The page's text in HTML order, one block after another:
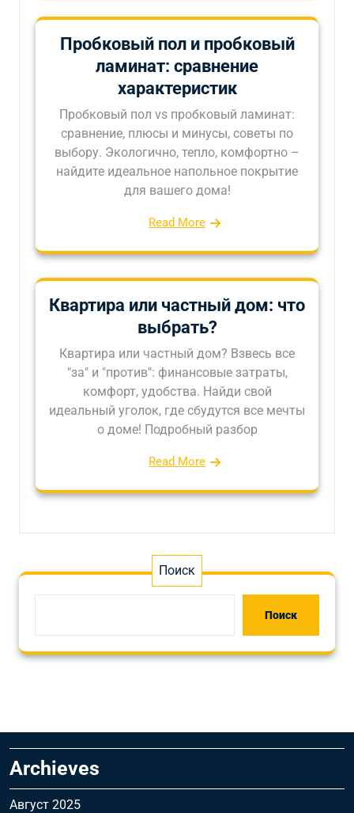
Пробковый пол и пробковый
ламинат: сравнение
характеристик
Пробковый пол vs пробковый ламинат:
сравнение, плюсы и минусы, советы по
выбору. Экологично, тепло, комфортно –
найдите идеальное напольное покрытие
для вашего дома!
Read More
Квартира или частный дом: что
выбрать?
Квартира или частный дом? Взвесь все
"за" и "против": финансовые затраты,
комфорт, удобства. Найди свой
идеальный уголок, где сбудутся все мечты
о доме! Подробный разбор
Read More
Поиск
Поиск
Archieves
Август 2025